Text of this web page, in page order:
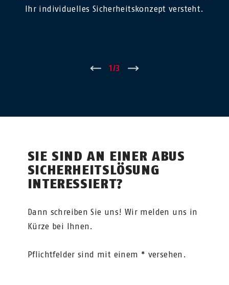
Ihr individuelles Sicherheitskonzept versteht.
1/3
SIE SIND AN EINER ABUS
SICHERHEITSLÖSUNG
INTERESSIERT?
Dann schreiben Sie uns! Wir melden uns in
Kürze bei Ihnen.
Pflichtfelder sind mit einem * versehen.